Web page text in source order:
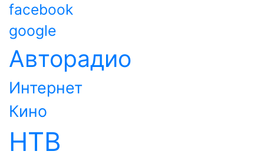
facebook
google
Авторадио
Интернет
Кино
НТВ